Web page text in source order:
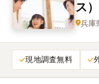
ス）
兵庫
現地調査無料